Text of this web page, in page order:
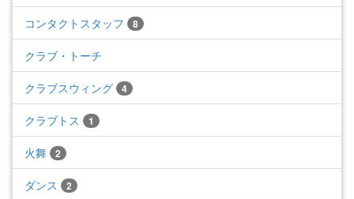
コンタクトスタッフ 8
クラブ・トーチ
クラブスウィング 4
クラブトス 1
火舞 2
ダンス 2